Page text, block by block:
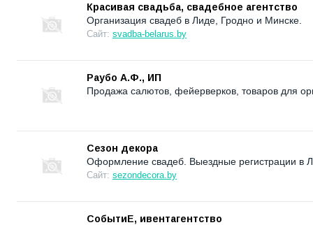
Красивая свадьба, свадебное агентство
Организация свадеб в Лиде, Гродно и Минске.
Сайт: svadba-belarus.by
Раубо А.Ф., ИП
Продажа салютов, фейерверков, товаров для
Сезон декора
Оформление свадеб. Выездные регистрации в
Сайт: sezondecora.by
СобытиЕ, ивентагентство